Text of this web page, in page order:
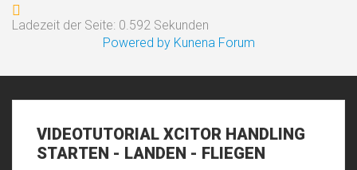
Ladezeit der Seite: 0.592 Sekunden
Powered by Kunena Forum
VIDEOTUTORIAL XCITOR HANDLING
STARTEN - LANDEN - FLIEGEN